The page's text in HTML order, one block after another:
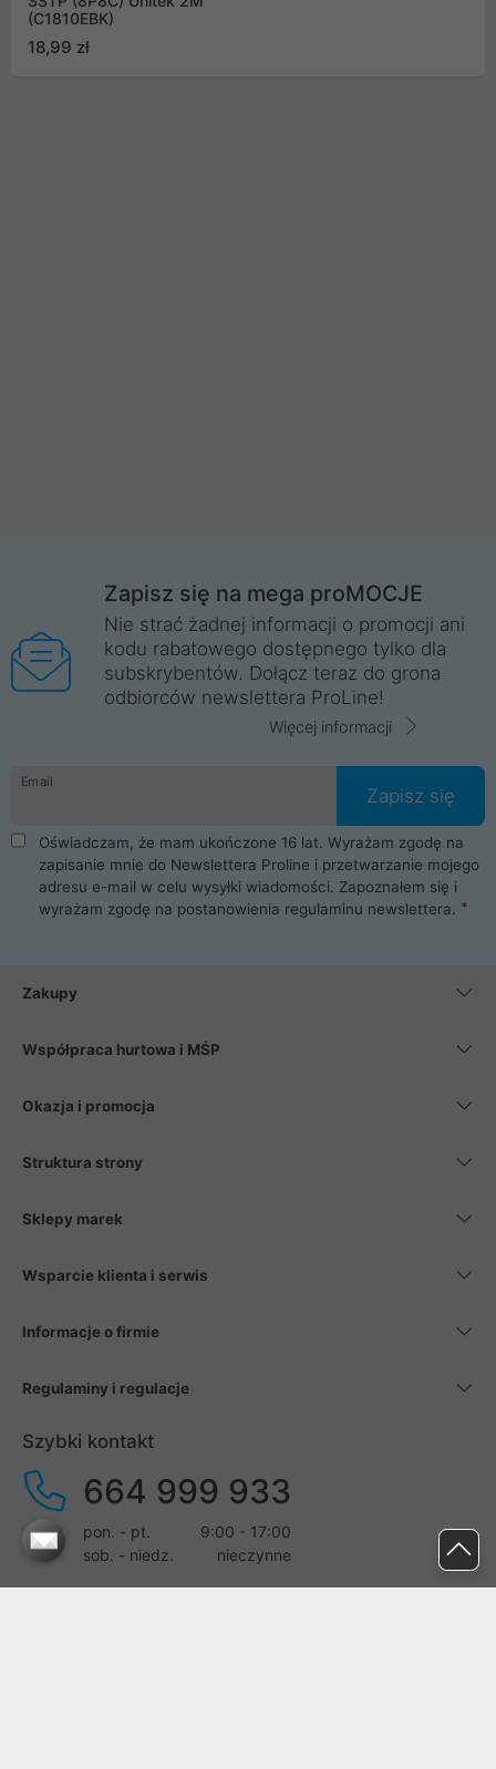
(C1810EBK)
18,99 zł
Zapisz się na mega proMOCJE
Nie strać żadnej informacji o promocji ani
kodu rabatowego dostępnego tylko dla
subskrybentów. Dołącz teraz do grona
odbiorców newslettera ProLine!
Więcej informacji
Email
Zapisz się
Oświadczam, że mam ukończone 16 lat. Wyrażam zgodę na
zapisanie mnie do Newslettera Proline i przetwarzanie mojego
adresu e-mail w celu wysyłki wiadomości. Zapoznałem się i
wyrażam zgodę na postanowienia regulaminu newslettera.
Zakupy
Współpraca hurtowa i MŚP
Okazja i promocja
Struktura strony
Sklepy marek
Wsparcie klienta i serwis
Informacje o firmie
Regulaminy i regulacje
Szybki kontakt
664 999 933
pon. - pt.
9:00 - 17:00
sob. - niedz.
nieczynne